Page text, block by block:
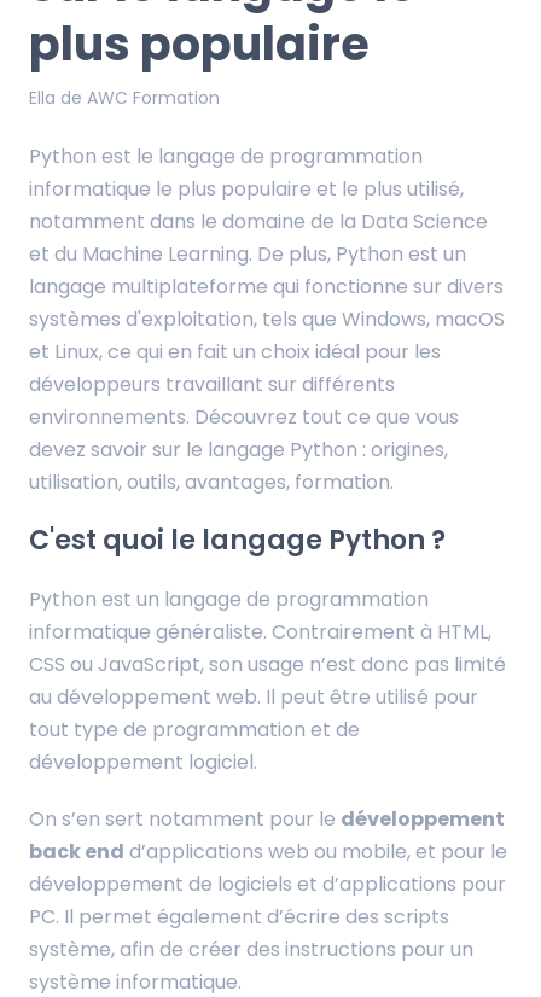
plus populaire
Ella de AWC Formation
Python est le langage de programmation
informatique le plus populaire et le plus utilisé,
notamment dans le domaine de la Data Science
et du Machine Learning. De plus, Python est un
langage multiplateforme qui fonctionne sur divers
systèmes d'exploitation, tels que Windows, macOS
et Linux, ce qui en fait un choix idéal pour les
développeurs travaillant sur différents
environnements. Découvrez tout ce que vous
devez savoir sur le langage Python : origines,
utilisation, outils, avantages, formation.
C'est quoi le langage Python ?
Python est un langage de programmation
informatique généraliste. Contrairement à HTML,
CSS ou JavaScript, son usage n’est donc pas limité
au développement web. Il peut être utilisé pour
tout type de programmation et de
développement logiciel.
On s’en sert notamment pour le développement
back end d’applications web ou mobile, et pour le
développement de logiciels et d’applications pour
PC. Il permet également d’écrire des scripts
système, afin de créer des instructions pour un
système informatique.